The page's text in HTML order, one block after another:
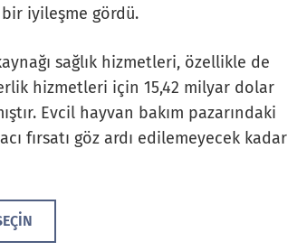
iyileşme gördü.
sağlık hizmetleri, özellikle de
hizmetleri için 15,42 milyar dolar
Evcil hayvan bakım pazarındaki
fırsatı göz ardı edilemeyecek kadar